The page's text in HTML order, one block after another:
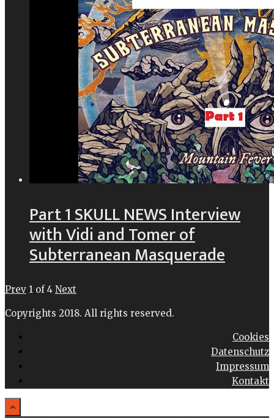
Part 1 SKULL NEWS Interview
with Vidi and Tomer of
Subterranean Masquerade
Prev 1 of 4 Next
Copyrights 2018. All rights reserved.
Cookies
Datenschutz
Impressum
Kontakt